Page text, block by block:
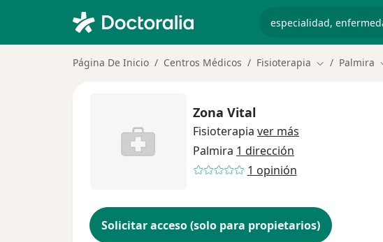
Página De Inicio Centros Médicos Fisioterapia Cambiar de
Palmira
Zona Vital
Fisioterapia ver más
Palmira 1 dirección
1 opinión
Solicitar acceso (solo para propietarios)